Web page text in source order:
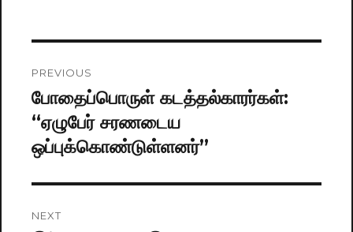
navigation
PREVIOUS
Previous
post:
போதைப்பொருள் கடத்தல்காரர்கள்:
“ஏழுபேர் சரணடைய
ஒப்புக்கொண்டுள்ளனர்”
NEXT